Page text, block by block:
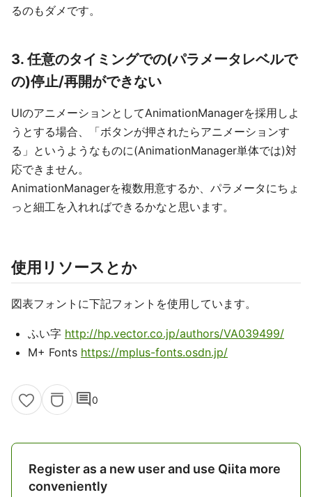
るのもダメです。
3. 任意のタイミングでの(パラメータレベルで
の)停止/再開ができない
UIのアニメーションとしてAnimationManagerを採用しよ
うとする場合、「ボタンが押されたらアニメーションす
る」というようなものに(AnimationManager単体では)対
応できません。
AnimationManagerを複数用意するか、パラメータにちょ
っと細工を入れればできるかなと思います。
使用リソースとか
図表フォントに下記フォントを使用しています。
ふい字 http://hp.vector.co.jp/authors/VA039499/
M+ Fonts https://mplus-fonts.osdn.jp/
comment0
Register as a new user and use Qiita more
conveniently